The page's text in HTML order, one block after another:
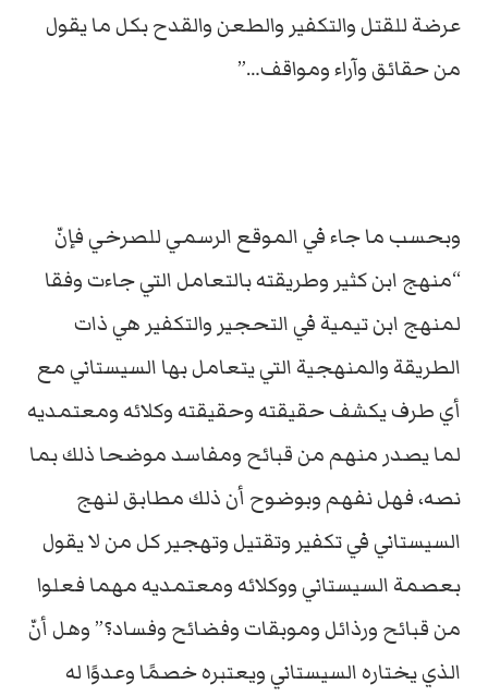
عرضة للقتل والتكفير والطعن والقدح بكل ما يقول
من حقائق وآراء ومواقف…”
وبحسب ما جاء في الموقع الرسمي للصرخي فإنّ
“منهج ابن كثير وطريقته بالتعامل التي جاءت وفقا
لمنهج ابن تيمية في التحجير والتكفير هي ذات
الطريقة والمنهجية التي يتعامل بها السيستاني مع
أي طرف يكشف حقيقته وحقيقته وكلائه ومعتمديه
لما يصدر منهم من قبائح ومفاسد موضحا ذلك بما
نصه، فهل نفهم وبوضوح أن ذلك مطابق لنهج
السيستاني في تكفير وتقتيل وتهجير كل من لا يقول
بعصمة السيستاني ووكلائه ومعتمديه مهما فعلوا
من قبائح ورذائل وموبقات وفضائح وفساد؟” وهل أنّ
الذي يختاره السيستاني ويعتبره خصمًا وعدوًا له